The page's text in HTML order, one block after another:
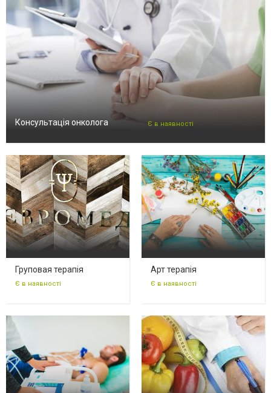
Консультація онколога Є в наявності
Груповая терапія
Є в наявності
Арт терапія
Є в наявності